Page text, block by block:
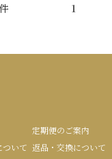
次の20件 1
定期便のご案内
いて 返品・交換について